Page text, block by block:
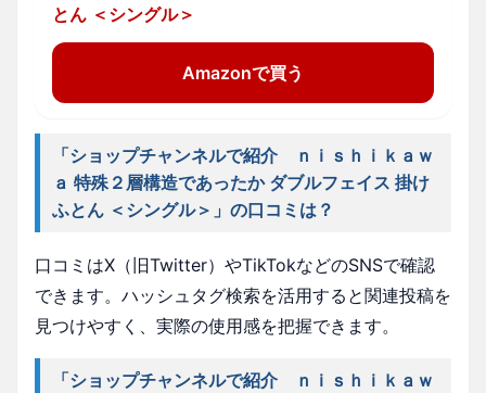
とん ＜シングル＞
Amazonで買う
「ショップチャンネルで紹介 ｎｉｓｈｉｋａｗ
ａ 特殊２層構造であったか ダブルフェイス 掛け
ふとん ＜シングル＞」の口コミは？
口コミはX（旧Twitter）やTikTokなどのSNSで確認
できます。ハッシュタグ検索を活用すると関連投稿を
見つけやすく、実際の使用感を把握できます。
「ショップチャンネルで紹介 ｎｉｓｈｉｋａｗ